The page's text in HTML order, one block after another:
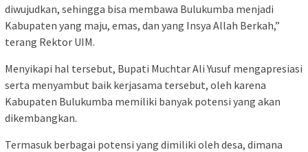
diwujudkan, sehingga bisa membawa Bulukumba menjadi
Kabupaten yang maju, emas, dan yang Insya Allah Berkah,”
terang Rektor UIM.
Menyikapi hal tersebut, Bupati Muchtar Ali Yusuf mengapresiasi
serta menyambut baik kerjasama tersebut, oleh karena
Kabupaten Bulukumba memiliki banyak potensi yang akan
dikembangkan.
Termasuk berbagai potensi yang dimiliki oleh desa, dimana